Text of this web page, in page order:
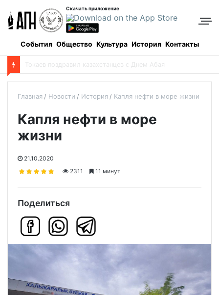
Скачать приложение
События Общество Культура История Контакты
Главная Новости История Капля нефти в море жизни
Капля нефти в море
жизни
21.10.2020
2311
11 минут
Поделиться